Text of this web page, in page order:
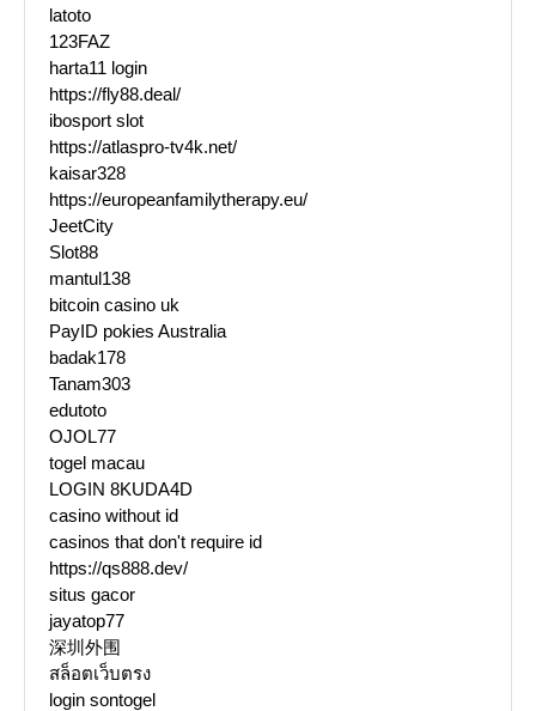
latoto
123FAZ
harta11 login
https://fly88.deal/
ibosport slot
https://atlaspro-tv4k.net/
kaisar328
https://europeanfamilytherapy.eu/
JeetCity
Slot88
mantul138
bitcoin casino uk
PayID pokies Australia
badak178
Tanam303
edutoto
OJOL77
togel macau
LOGIN 8KUDA4D
casino without id
casinos that don't require id
https://qs888.dev/
situs gacor
jayatop77
深圳外围
สล็อตเว็บตรง
login sontogel